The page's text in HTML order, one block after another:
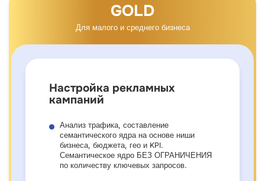
GOLD
Для малого и среднего бизнеса
Настройка рекламных
кампаний
Анализ трафика, составление
семантического ядра на основе ниши
бизнеса, бюджета, гео и KPI.
Семантическое ядро БЕЗ ОГРАНИЧЕНИЯ
по количеству ключевых запросов.